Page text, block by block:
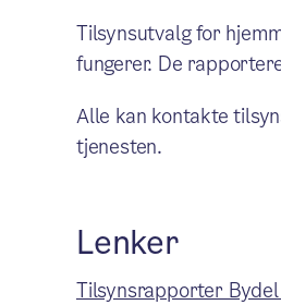
Tilsynsutvalg for
fungerer. De
Alle kan kontakte
tjenesten.
Lenker
Tilsynsrapporter